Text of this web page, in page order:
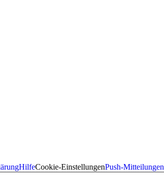
HilfeCookie-EinstellungenPush-Mitteilungen